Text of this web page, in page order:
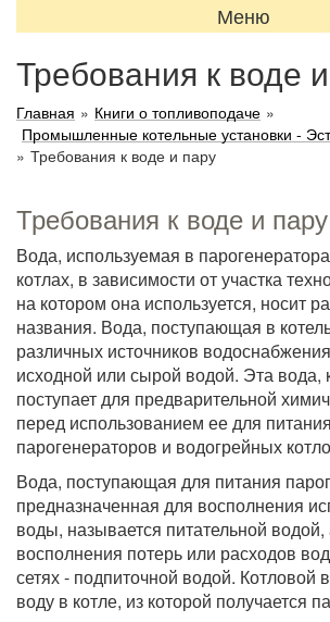
Меню
Требования к воде
Главная » Книги о топливоподаче »
Промышленные котельные установки -
» Требования к воде и пару
Требования к воде и пару
Вода, используемая в
котлах, в зависимости от участка
на котором она используется, носит
названия. Вода, поступающая в
различных источников
исходной или сырой водой. Эта вода,
поступает для предварительной
перед использованием ее для питания
парогенераторов и водогрейных
Вода, поступающая для питания
предназначенная для восполнения
воды, называется питательной водой,
восполнения потерь или расходов
сетях - подпиточной водой. Котловой
воду в котле, из которой получается